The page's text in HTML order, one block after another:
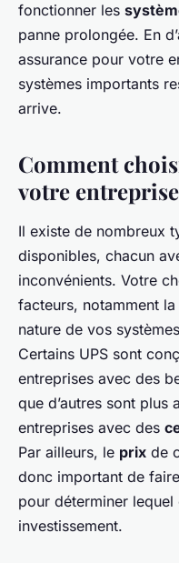
fonctionner les
panne prolongée. En
assurance pour votre
systèmes importants
arrive.
Comment
votre entreprise
Il existe de nombreux
disponibles, chacun
inconvénients. Votre
facteurs, notamment
nature de vos
Certains UPS sont
entreprises avec des
que d’autres sont plus
entreprises avec des
Par ailleurs, le prix de
donc important de
pour déterminer
investissement.